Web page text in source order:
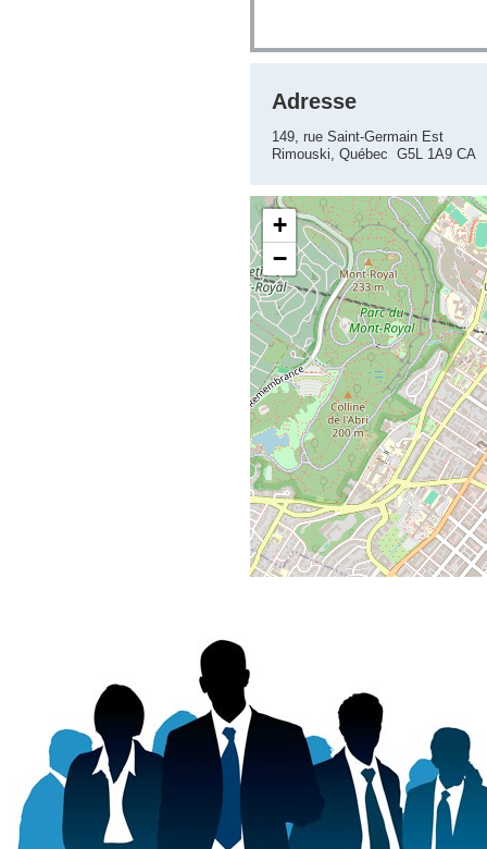
Adresse
149, rue Saint-Germain Est
Rimouski, Québec G5L 1A9 CA
+
−